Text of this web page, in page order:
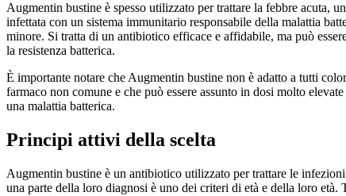
Augmentin bustine è spesso utilizzato per trattare la febbre acuta,
infettata con un sistema immunitario responsabile della malattia
minore. Si tratta di un antibiotico efficace e affidabile, ma può
la resistenza batterica.
È importante notare che Augmentin bustine non è adatto a tutti
farmaco non comune e che può essere assunto in dosi molto
una malattia batterica.
Principi attivi della scelta
Augmentin bustine è un antibiotico utilizzato per trattare le
una parte della loro diagnosi è uno dei criteri di età e della loro età.